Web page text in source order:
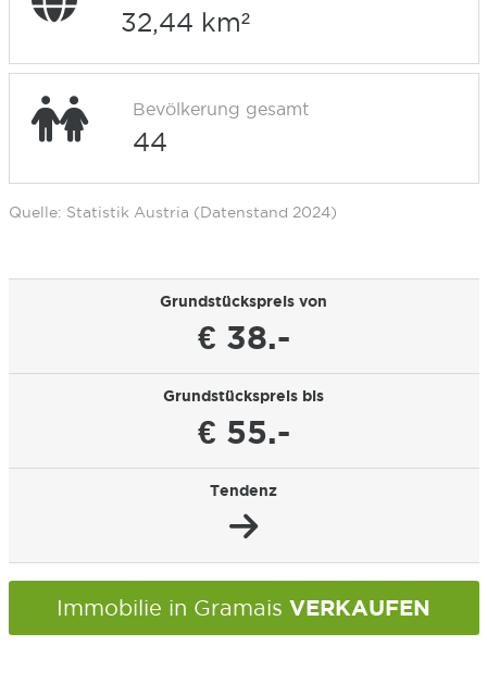
32,44 km²
Bevölkerung gesamt
44
Quelle: Statistik Austria (Datenstand 2024)
Grundstückspreis von
€ 38.-
Grundstückspreis bis
€ 55.-
Tendenz
Immobilie in Gramais VERKAUFEN